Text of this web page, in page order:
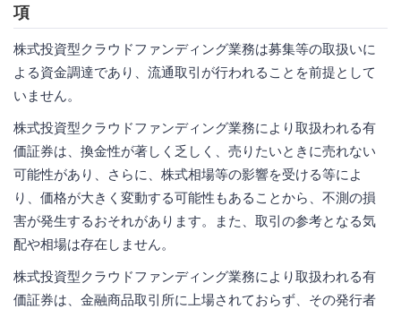
項
株式投資型クラウドファンディング業務は募集等の取扱いに
よる資金調達であり、流通取引が行われることを前提として
いません。
株式投資型クラウドファンディング業務により取扱われる有
価証券は、換金性が著しく乏しく、売りたいときに売れない
可能性があり、さらに、株式相場等の影響を受ける等によ
り、価格が大きく変動する可能性もあることから、不測の損
害が発生するおそれがあります。また、取引の参考となる気
配や相場は存在しません。
株式投資型クラウドファンディング業務により取扱われる有
価証券は、金融商品取引所に上場されておらず、その発行者